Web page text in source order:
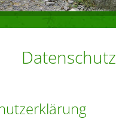
Datenschutz